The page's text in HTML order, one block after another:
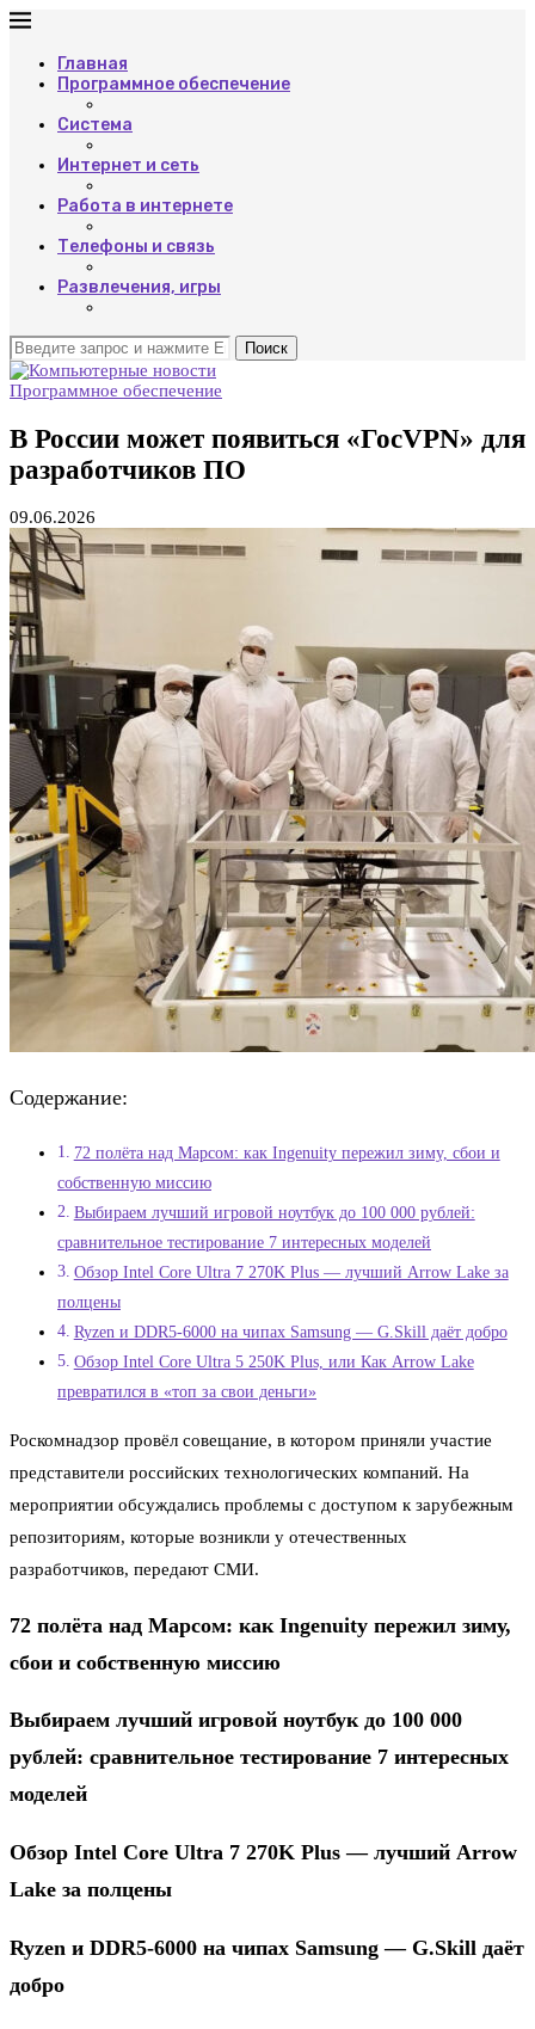
Главная
Программное обеспечение
Система
Интернет и сеть
Работа в интернете
Телефоны и связь
Развлечения, игры
Поиск
Программное обеспечение
В России может появиться «ГосVPN» для
разработчиков ПО
09.06.2026
Содержание:
72 полёта над Марсом: как Ingenuity пережил зиму, сбои и
собственную миссию
Выбираем лучший игровой ноутбук до 100 000 рублей:
сравнительное тестирование 7 интересных моделей
Обзор Intel Core Ultra 7 270K Plus — лучший Arrow Lake за
полцены
Ryzen и DDR5-6000 на чипах Samsung — G.Skill даёт добро
Обзор Intel Core Ultra 5 250K Plus, или Как Arrow Lake
превратился в «топ за свои деньги»
Роскомнадзор провёл совещание, в котором приняли участие
представители российских технологических компаний. На
мероприятии обсуждались проблемы с доступом к зарубежным
репозиториям, которые возникли у отечественных
разработчиков, передают СМИ.
72 полёта над Марсом: как Ingenuity пережил зиму,
сбои и собственную миссию
Выбираем лучший игровой ноутбук до 100 000
рублей: сравнительное тестирование 7 интересных
моделей
Обзор Intel Core Ultra 7 270K Plus — лучший Arrow
Lake за полцены
Ryzen и DDR5-6000 на чипах Samsung — G.Skill даёт
добро